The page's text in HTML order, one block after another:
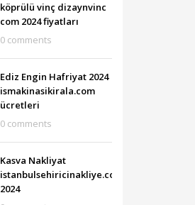
köprülü vinç dizaynvinc
com 2024 fiyatları
0 comments
Ediz Engin Hafriyat 2024
ismakinasikirala.com
ücretleri
0 comments
Kasva Nakliyat
istanbulsehiricinakliye.com
2024